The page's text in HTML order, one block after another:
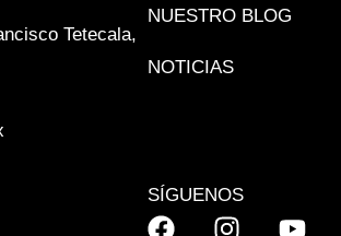
Tetecala,
NUESTRO BLOG
NOTICIAS
SÍGUENOS